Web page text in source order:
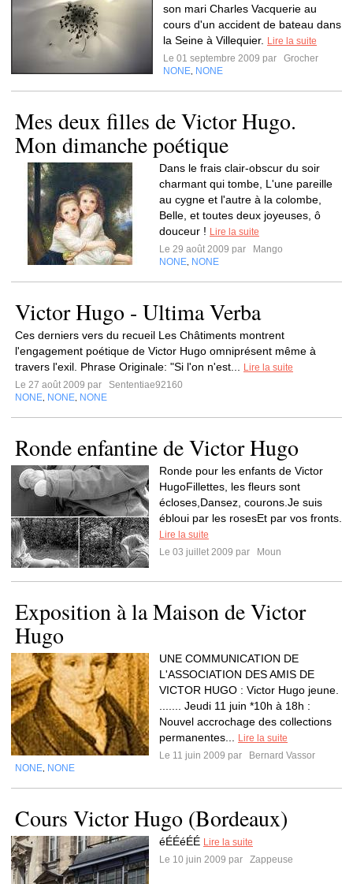
son mari Charles Vacquerie au
cours d'un accident de bateau dans
la Seine à Villequier.
Lire la suite
Le 01 septembre 2009 par
Grocher
NONE NONE
Mes deux filles de Victor Hugo.
Mon dimanche poétique
Dans le frais clair-obscur du soir
charmant qui tombe, L'une pareille
au cygne et l'autre à la colombe,
Belle, et toutes deux joyeuses, ô
douceur ! Lire la suite
Le 29 août 2009 par
Mango
NONE NONE
Victor Hugo - Ultima Verba
Ces derniers vers du recueil Les Châtiments montrent
l'engagement poétique de Victor Hugo omniprésent même à
travers l'exil. Phrase Originale: "Si l'on n'est...
Lire la suite
Le 27 août 2009 par
Sententiae92160
NONE NONE NONE
Ronde enfantine de Victor Hugo
Ronde pour les enfants de Victor
HugoFillettes, les fleurs sont
écloses,Dansez, courons.Je suis
ébloui par les rosesEt par vos fronts.
Lire la suite
Le 03 juillet 2009 par
Moun
Exposition à la Maison de Victor
Hugo
UNE COMMUNICATION DE
L'ASSOCIATION DES AMIS DE
VICTOR HUGO : Victor Hugo jeune.
....... Jeudi 11 juin *10h à 18h :
Nouvel accrochage des collections
permanentes...
Lire la suite
Le 11 juin 2009 par
Bernard Vassor
NONE NONE
Cours Victor Hugo (Bordeaux)
éÉÉéÉÉ Lire la suite
Le 10 juin 2009 par
Zappeuse